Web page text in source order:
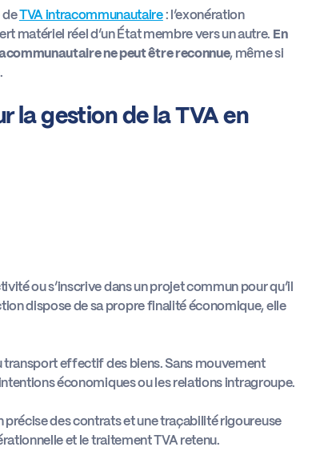
deTVA intracommunautaire: l’exonération
matériel réel d’un État membre vers un autre. En
ne peut être reconnue, même si
la gestion de la TVA en
ou s’inscrive dans un projet commun pour qu’il
dispose de sa propre finalité économique, elle
effectif des biens. Sans mouvement
économiques ou les relations intragroupe.
des contrats et une traçabilité rigoureuse
et le traitement TVA retenu.